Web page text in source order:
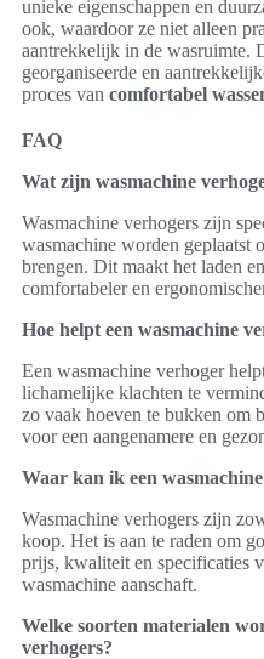
unieke eigenschappen en
ook, waardoor ze niet alleen
aantrekkelijk in de wasruimte.
georganiseerde en
proces van comfortabel
FAQ
Wat zijn wasmachine
Wasmachine verhogers zijn
wasmachine worden geplaatst
brengen. Dit maakt het laden
comfortabeler en
Hoe helpt een wasmachine
Een wasmachine verhoger
lichamelijke klachten te
zo vaak hoeven te bukken om
voor een aangenamere en
Waar kan ik een
Wasmachine verhogers zijn
koop. Het is aan te raden om
prijs, kwaliteit en specificaties
wasmachine aanschaft.
Welke soorten materialen
verhogers?